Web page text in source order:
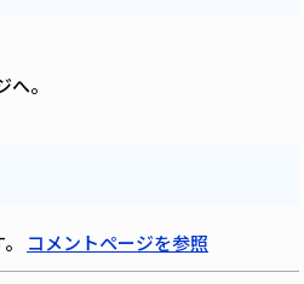
へ。
コメントページを参照